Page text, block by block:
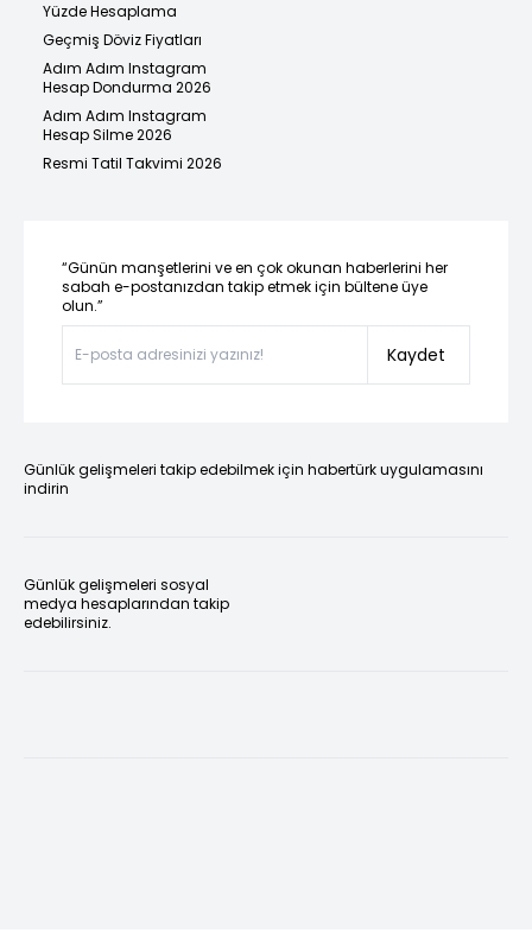
Yüzde Hesaplama
Geçmiş Döviz Fiyatları
Adım Adım Instagram
Hesap Dondurma 2026
Adım Adım Instagram
Hesap Silme 2026
Resmi Tatil Takvimi 2026
“Günün manşetlerini ve en çok okunan haberlerini her
sabah e-postanızdan takip etmek için bültene üye
olun.”
Kaydet
Günlük gelişmeleri takip edebilmek için habertürk uygulamasını
indirin
Günlük gelişmeleri sosyal
medya hesaplarından takip
edebilirsiniz.